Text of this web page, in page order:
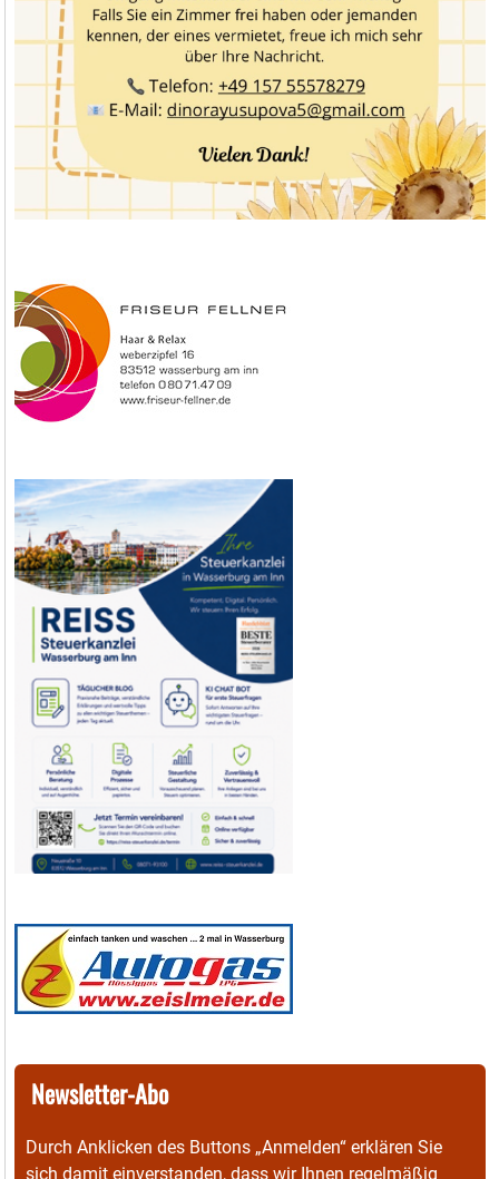
Newsletter-Abo
Durch Anklicken des Buttons „Anmelden“ erklären Sie
sich damit einverstanden, dass wir Ihnen regelmäßig